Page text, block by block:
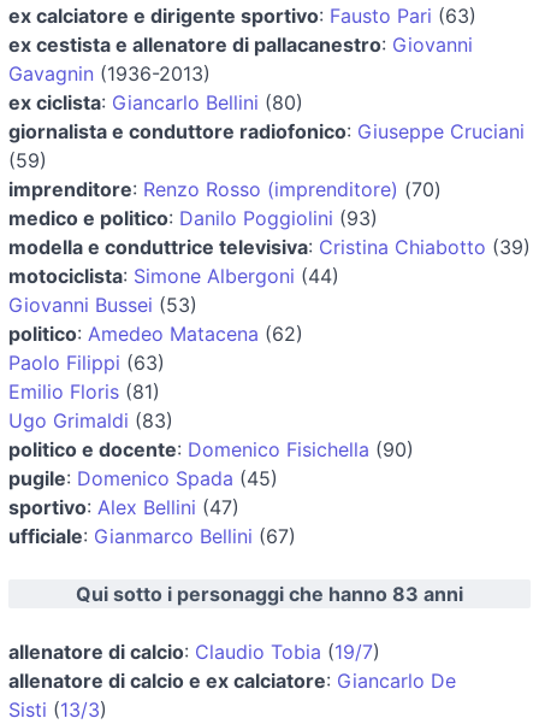
ex calciatore e dirigente sportivo: Fausto Pari (63)
ex cestista e allenatore di pallacanestro: Giovanni
Gavagnin (1936-2013)
ex ciclista: Giancarlo Bellini (80)
giornalista e conduttore radiofonico: Giuseppe Cruciani
(59)
imprenditore: Renzo Rosso (imprenditore) (70)
medico e politico: Danilo Poggiolini (93)
modella e conduttrice televisiva: Cristina Chiabotto (39)
motociclista: Simone Albergoni (44)
Giovanni Bussei (53)
politico: Amedeo Matacena (62)
Paolo Filippi (63)
Emilio Floris (81)
Ugo Grimaldi (83)
politico e docente: Domenico Fisichella (90)
pugile: Domenico Spada (45)
sportivo: Alex Bellini (47)
ufficiale: Gianmarco Bellini (67)
Qui sotto i personaggi che hanno 83 anni
allenatore di calcio: Claudio Tobia (19/7)
allenatore di calcio e ex calciatore: Giancarlo De
Sisti (13/3)